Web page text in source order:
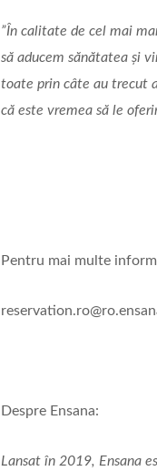
”În calitate de cel mai
să aducem sănătatea și
toate prin câte au trecut
că este vremea să le
Pentru mai multe
Despre Ensana:
Lansat în 2019, Ensana